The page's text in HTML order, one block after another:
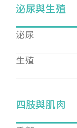
泌尿與生殖
泌尿
生殖
四肢與肌肉
您
您好，您的會